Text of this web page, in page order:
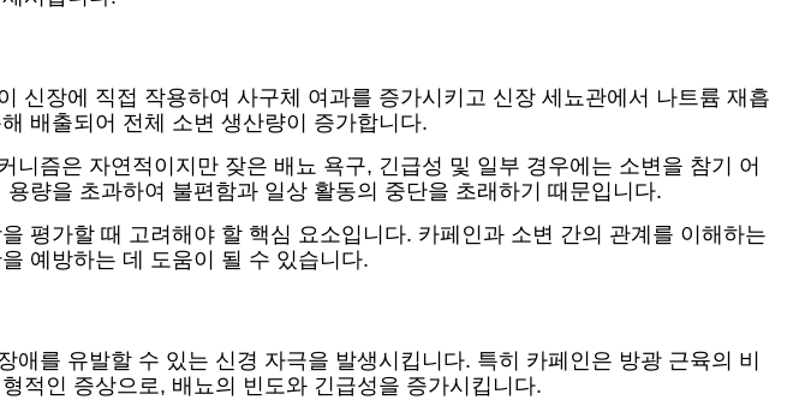
신장에 직접 작용하여 사구체 여과를 증가시키고 신장 세뇨관에서 나트륨 재흡
배출되어 전체 소변 생산량이 증가합니다.
즘은 자연적이지만 잦은 배뇨 욕구, 긴급성 및 일부 경우에는 소변을 참기 어
량을 초과하여 불편함과 일상 활동의 중단을 초래하기 때문입니다.
평가할 때 고려해야 할 핵심 요소입니다. 카페인과 소변 간의 관계를 이해하는
예방하는 데 도움이 될 수 있습니다.
를 유발할 수 있는 신경 자극을 발생시킵니다. 특히 카페인은 방광 근육의 비
적인 증상으로, 배뇨의 빈도와 긴급성을 증가시킵니다.